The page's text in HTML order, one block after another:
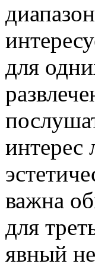
для
интерес
важна
для
явный